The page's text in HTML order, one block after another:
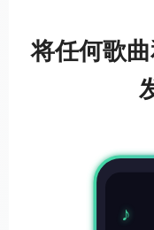
将任何歌
♪